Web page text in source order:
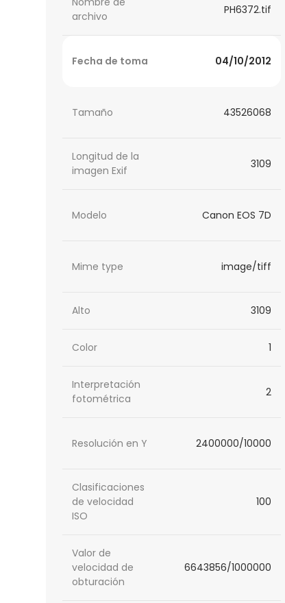
archivo
PH6372.tif
Fecha de toma 04/10/2012
Tamaño 43526068
Longitud de la
imagen Exif
3109
Modelo Canon EOS 7D
Mime type image/tiff
Alto 3109
Color 1
Interpretación
fotométrica
2
Resolución en Y 2400000/10000
Clasificaciones
de velocidad
ISO
100
Valor de
velocidad de
obturación
6643856/1000000